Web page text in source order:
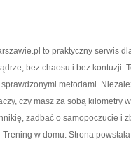
to praktyczny serwis
bez chaosu i bez kontuzji.
metodami.
czy masz za sobą kilometry
zadbać o samopoczucie i
Trening w domu. Strona